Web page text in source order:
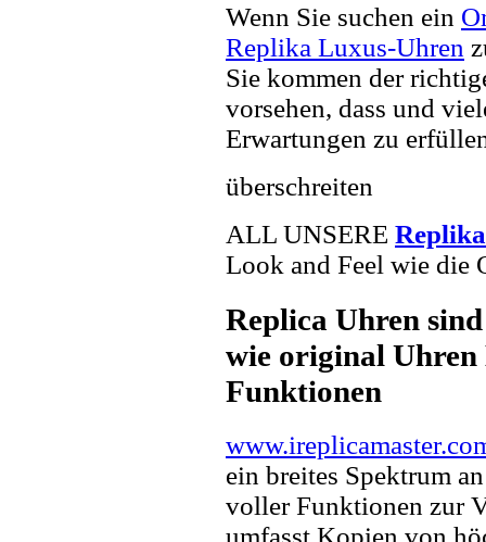
Wenn Sie suchen ein
Replika Luxus-Uhren
Sie kommen der
vorsehen, dass und
Erwartungen zu
überschreiten
ALL UNSERE
Look and Feel wie die
Replica Uhren
wie original Uhren
Funktionen
ein breites Spektrum
voller Funktionen zur